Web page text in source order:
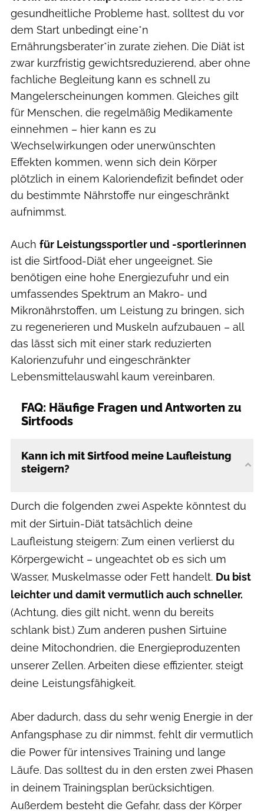
gesundheitliche Probleme hast, solltest du vor
dem Start unbedingt eine*n
Ernährungsberater*in zurate ziehen. Die Diät ist
zwar kurzfristig gewichtsreduzierend, aber ohne
fachliche Begleitung kann es schnell zu
Mangelerscheinungen kommen. Gleiches gilt
für Menschen, die regelmäßig Medikamente
einnehmen – hier kann es zu
Wechselwirkungen oder unerwünschten
Effekten kommen, wenn sich dein Körper
plötzlich in einem Kaloriendefizit befindet oder
du bestimmte Nährstoffe nur eingeschränkt
aufnimmst.
Auch für Leistungssportler und -sportlerinnen
ist die Sirtfood-Diät eher ungeeignet. Sie
benötigen eine hohe Energiezufuhr und ein
umfassendes Spektrum an Makro- und
Mikronährstoffen, um Leistung zu bringen, sich
zu regenerieren und Muskeln aufzubauen – all
das lässt sich mit einer stark reduzierten
Kalorienzufuhr und eingeschränkter
Lebensmittelauswahl kaum vereinbaren.
FAQ: Häufige Fragen und Antworten zu
Sirtfoods
Kann ich mit Sirtfood meine Laufleistung
steigern?
Durch die folgenden zwei Aspekte könntest du
mit der Sirtuin-Diät tatsächlich deine
Laufleistung steigern: Zum einen verlierst du
Körpergewicht – ungeachtet ob es sich um
Wasser, Muskelmasse oder Fett handelt. Du bist
leichter und damit vermutlich auch schneller.
(Achtung, dies gilt nicht, wenn du bereits
schlank bist.) Zum anderen pushen Sirtuine
deine Mitochondrien, die Energieproduzenten
unserer Zellen. Arbeiten diese effizienter, steigt
deine Leistungsfähigkeit.
Aber dadurch, dass du sehr wenig Energie in der
Anfangsphase zu dir nimmst, fehlt dir vermutlich
die Power für intensives Training und lange
Läufe. Das solltest du in den ersten zwei Phasen
in deinem Trainingsplan berücksichtigen.
Außerdem besteht die Gefahr, dass der Körper